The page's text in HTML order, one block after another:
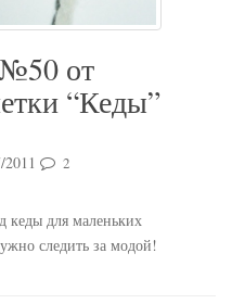
от
“Кеды”
2011 2
кеды для маленьких
следить за модой!